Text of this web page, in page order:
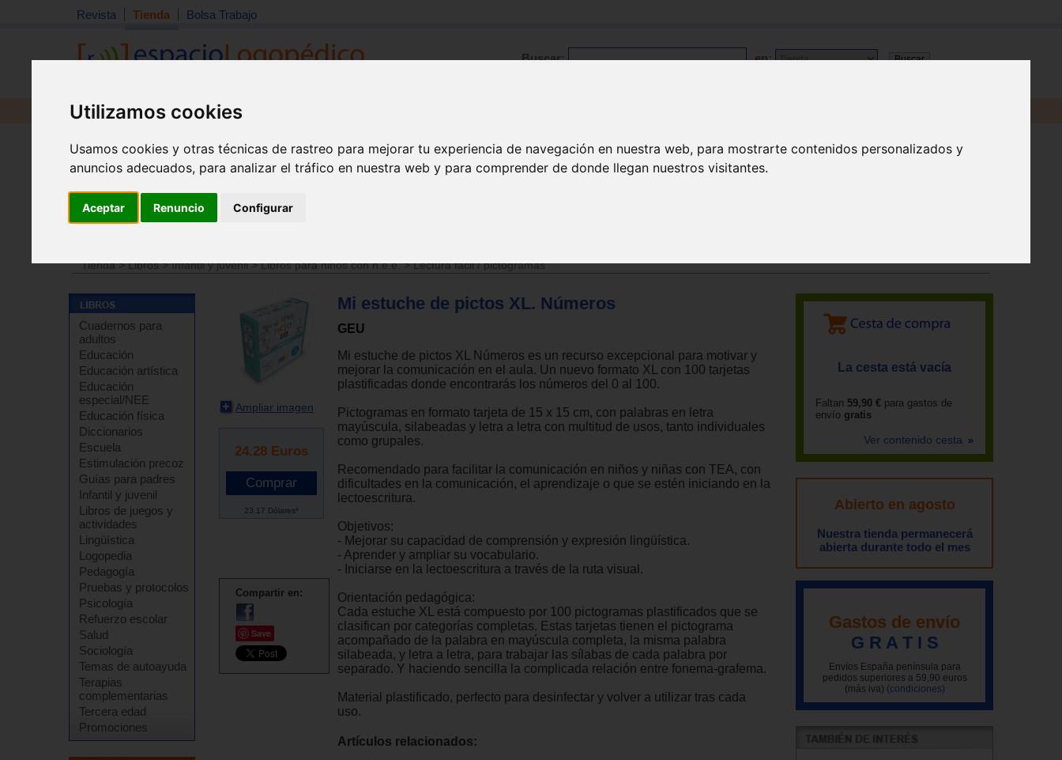
Utilizamos cookies
Usamos cookies y otras técnicas de rastreo para mejorar tu experiencia de navegación en nuestra web, para mostrarte contenidos personalizados y
anuncios adecuados, para analizar el tráfico en nuestra web y para comprender de donde llegan nuestros visitantes.
Aceptar Renuncio Configurar
Revista Tienda Bolsa Trabajo
Buscar: en:
Revista Libros Material
Tienda>Libros>Infantil y juvenil>Libros para niños con n.e.e.>Lectura fácil / pictogramas
Cuadernos para
adultos
Educación
Educación artística
Educación
especial/NEE
Educación física
Diccionarios
Escuela
Estimulación precoz
Guías para padres
Infantil y juvenil
Libros de juegos y
actividades
Lingüística
Logopedia
Pedagogía
Pruebas y protocolos
Psicología
Refuerzo escolar
Salud
Sociología
Temas de autoayuda
Terapias
complementarias
Tercera edad
Promociones
Ampliar imagen
24.28 Euros
23.17 Dólares*
Compartir en:
Save
Mi estuche de pictos XL. Números
GEU
Mi estuche de pictos XL Números es un recurso excepcional para motivar y
mejorar la comunicación en el aula. Un nuevo formato XL con 100 tarjetas
plastificadas donde encontrarás los números del 0 al 100.
Pictogramas en formato tarjeta de 15 x 15 cm, con palabras en letra
mayúscula, silabeadas y letra a letra con multitud de usos, tanto individuales
como grupales.
Recomendado para facilitar la comunicación en niños y niñas con TEA, con
dificultades en la comunicación, el aprendizaje o que se estén iniciando en la
lectoescritura.
Objetivos:
- Mejorar su capacidad de comprensión y expresión lingüística.
- Aprender y ampliar su vocabulario.
- Iniciarse en la lectoescritura a través de la ruta visual.
Orientación pedagógica:
Cada estuche XL está compuesto por 100 pictogramas plastificados que se
clasifican por categorías completas. Estas tarjetas tienen el pictograma
acompañado de la palabra en mayúscula completa, la misma palabra
silabeada, y letra a letra, para trabajar las sílabas de cada palabra por
separado. Y haciendo sencilla la complicada relación entre fonema-grafema.
Material plastificado, perfecto para desinfectar y volver a utilizar tras cada
uso.
Artículos relacionados:
La cesta está vacía
Faltan 59,90 € para gastos de
envío gratis
Ver contenido cesta
Abierto en agosto
Nuestra tienda permanecerá
abierta durante todo el mes
Gastos de envío
G R A T I S
Envíos España península para
pedidos superiores a 59,90 euros
(más iva) (condiciones)